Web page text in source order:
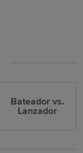
Bateador vs.
Lanzador